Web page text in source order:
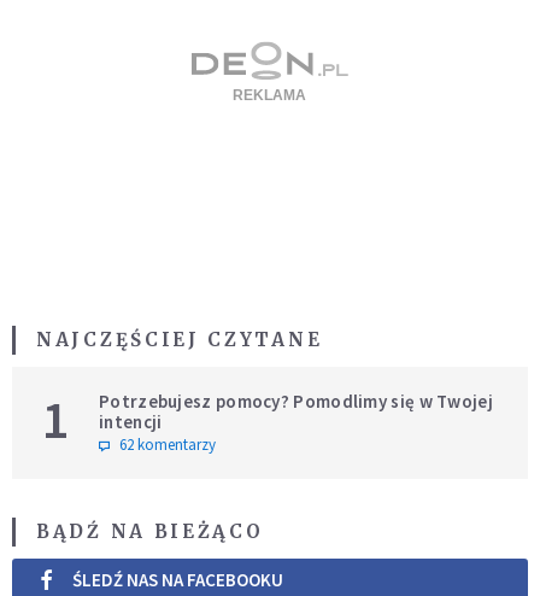
NAJCZĘŚCIEJ CZYTANE
1
Potrzebujesz pomocy? Pomodlimy się w Twojej
intencji
62 komentarzy
BĄDŹ NA BIEŻĄCO
ŚLEDŹ NAS NA FACEBOOKU